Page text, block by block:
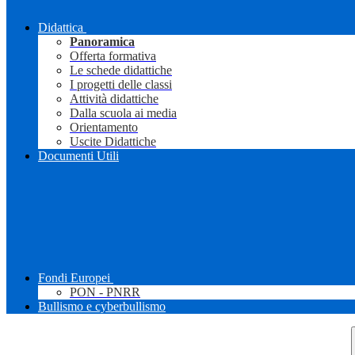
Didattica
Panoramica
Offerta formativa
Le schede didattiche
I progetti delle classi
Attività didattiche
Dalla scuola ai media
Orientamento
Uscite Didattiche
Documenti Utili
Fondi Europei
PON - PNRR
Bullismo e cyberbullismo